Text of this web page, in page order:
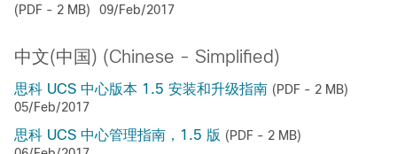
(PDF - 2 MB) 09/Feb/2017
中文(中国) (Chinese - Simplified)
思科 UCS 中心版本 1.5 安装和升级指南 (PDF - 2 MB)
05/Feb/2017
思科 UCS 中心管理指南，1.5 版 (PDF - 2 MB)